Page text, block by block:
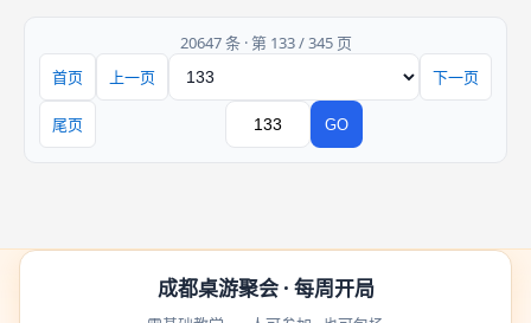
20647 条 · 第 133 / 345 页
首页
上一页 下一页
尾页 GO
成都桌游聚会 · 每周开局